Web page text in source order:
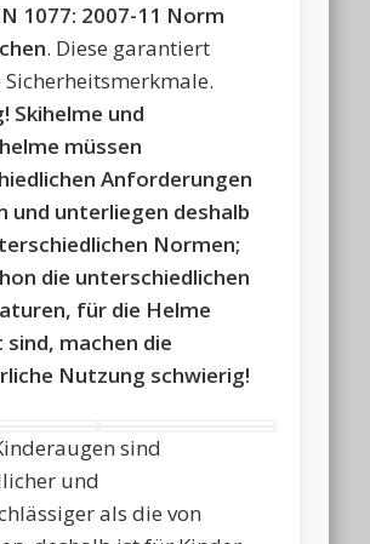
1077: 2007-11 Norm
. Diese garantiert
Skihelme und
müssen
Anforderungen
und unterliegen deshalb
Normen;
die unterschiedlichen
für die Helme
sind, machen die
Nutzung schwierig!
sind
und
als die von